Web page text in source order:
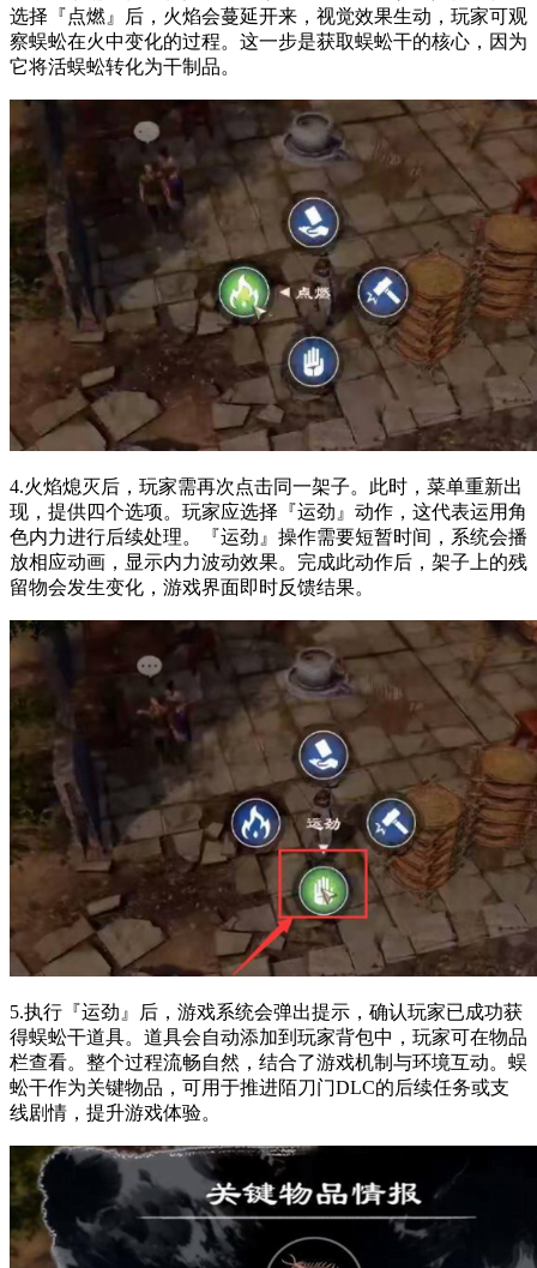
选择『点燃』后，火焰会蔓延开来，视觉效果生动，玩家可观
察蜈蚣在火中变化的过程。这一步是获取蜈蚣干的核心，因为
它将活蜈蚣转化为干制品。
4.火焰熄灭后，玩家需再次点击同一架子。此时，菜单重新出
现，提供四个选项。玩家应选择『运劲』动作，这代表运用角
色内力进行后续处理。『运劲』操作需要短暂时间，系统会播
放相应动画，显示内力波动效果。完成此动作后，架子上的残
留物会发生变化，游戏界面即时反馈结果。
5.执行『运劲』后，游戏系统会弹出提示，确认玩家已成功获
得蜈蚣干道具。道具会自动添加到玩家背包中，玩家可在物品
栏查看。整个过程流畅自然，结合了游戏机制与环境互动。蜈
蚣干作为关键物品，可用于推进陌刀门DLC的后续任务或支
线剧情，提升游戏体验。